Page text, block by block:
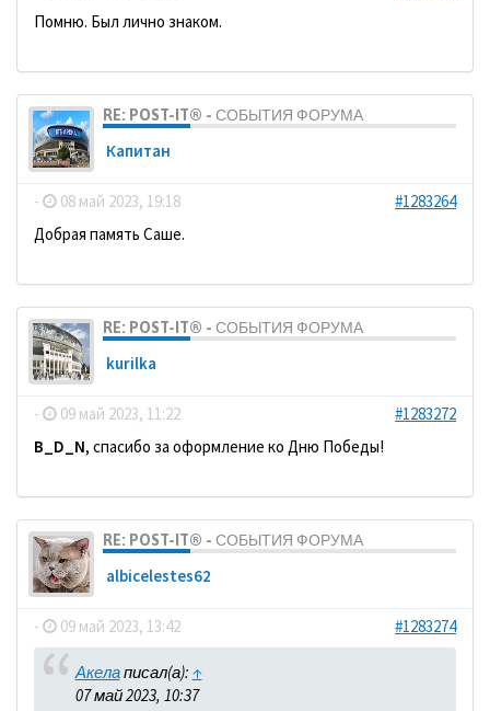
Помню. Был лично знаком.
RE: POST-IT® - СОБЫТИЯ ФОРУМА
Кaпитaн
- 08 май 2023, 19:18
#1283264
Добрая память Саше.
RE: POST-IT® - СОБЫТИЯ ФОРУМА
kurilka
- 09 май 2023, 11:22
#1283272
B_D_N, спасибо за оформление ко Дню Победы!
RE: POST-IT® - СОБЫТИЯ ФОРУМА
albicelestes62
- 09 май 2023, 13:42 #1283274
Акелаписал(а): ↑
07 май 2023, 10:37